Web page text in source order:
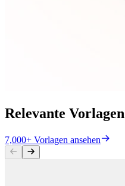
Relevante Vorlagen
7,000+ Vorlagen ansehen